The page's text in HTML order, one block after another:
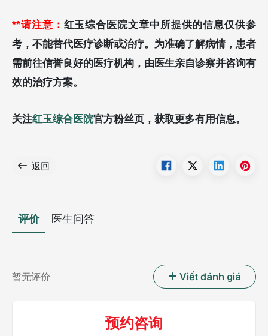
**请注意： 红玉综合医院文章中所提供的信息仅供参
考，不能替代医疗诊断或治疗。为准确了解病情，患者
需前往信誉良好的医疗机构，由医生亲自诊察并咨询有
效的治疗方案。
关注红玉综合医院官方粉丝页，获取更多有用信息。
返回
评价 医生问答
暂无评价 Viết đánh giá
预约咨询